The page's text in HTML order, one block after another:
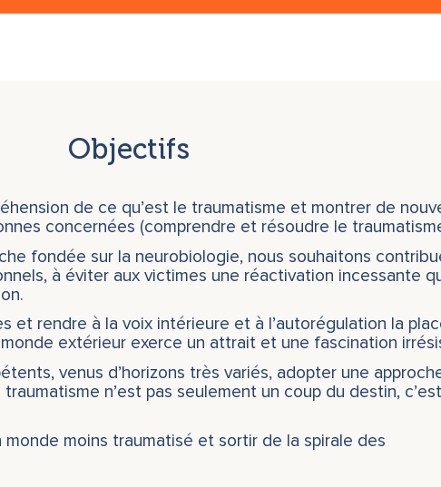
Objectifs
de ce qu’est le traumatisme et montrer de
concernées (comprendre et résoudre le
fondée sur la neurobiologie, nous souhaitons
à éviter aux victimes une réactivation incessante
et rendre à la voix intérieure et à l’autorégulation la
extérieur exerce un attrait et une fascination
venus d’horizons très variés, adopter une
n’est pas seulement un coup du destin,
moins traumatisé et sortir de la spirale des